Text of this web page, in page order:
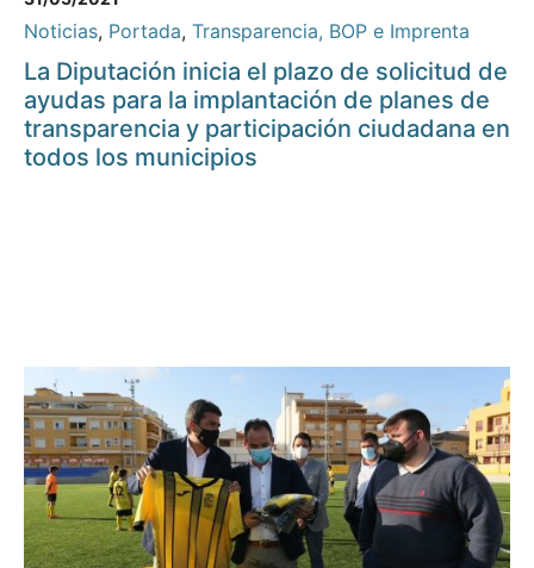
Noticias, Portada, Transparencia, BOP e Imprenta
La Diputación inicia el plazo de solicitud de
ayudas para la implantación de planes de
transparencia y participación ciudadana en
todos los municipios